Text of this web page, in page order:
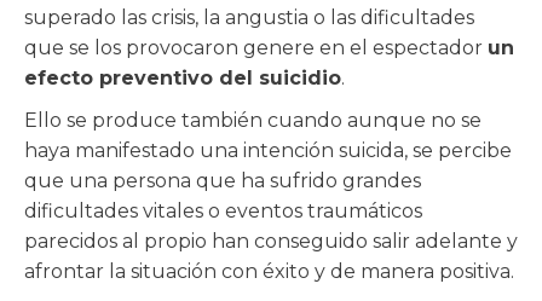
superado las crisis, la angustia o las dificultades
que se los provocaron genere en el espectador un
efecto preventivo del suicidio.
Ello se produce también cuando aunque no se
haya manifestado una intención suicida, se percibe
que una persona que ha sufrido grandes
dificultades vitales o eventos traumáticos
parecidos al propio han conseguido salir adelante y
afrontar la situación con éxito y de manera positiva.